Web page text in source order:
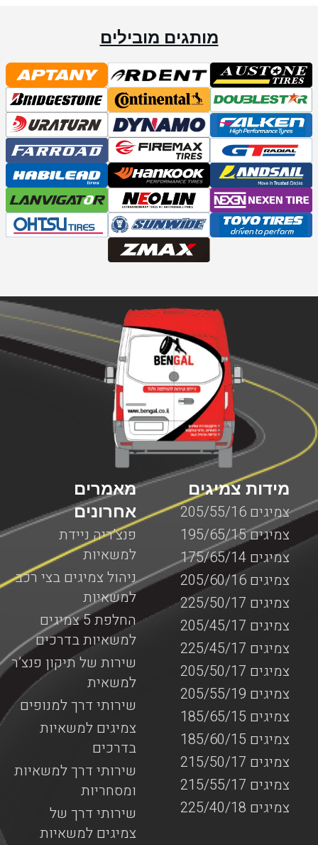
מותגים מובילים
מאמרים
אחרונים
פנצ’ריה ניידת
למשאיות
ניהול צמיגים בצי רכב
למשאיות
החלפת 5 צמיגים
למשאיות בדרכים
שירות של תיקון פנצ’ר
למשאית
שירותי דרך למנופים
צמיגים למשאיות
בדרכים
שירותי דרך למשאיות
ומסחריות
שירותי דרך של
צמיגים למשאיות
מידות צמיגים
צמיגים 205/55/16
צמיגים 195/65/15
צמיגים 175/65/14
צמיגים 205/60/16
צמיגים 225/50/17
צמיגים 205/45/17
צמיגים 225/45/17
צמיגים 205/50/17
צמיגים 205/55/19
צמיגים 185/65/15
צמיגים 185/60/15
צמיגים 215/50/17
צמיגים 215/55/17
צמיגים 225/40/18